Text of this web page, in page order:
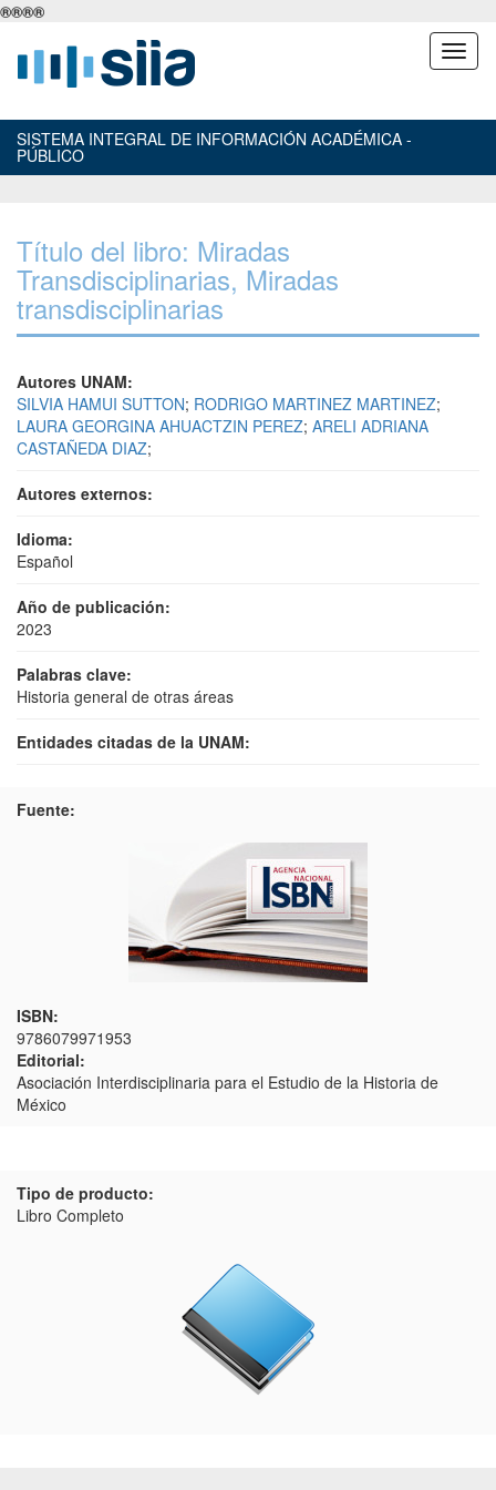
®®®®
SISTEMA INTEGRAL DE INFORMACIÓN ACADÉMICA -
PÚBLICO
Título del libro: Miradas
Transdisciplinarias, Miradas
transdisciplinarias
Autores UNAM:
SILVIA HAMUI SUTTON; RODRIGO MARTINEZ MARTINEZ;
LAURA GEORGINA AHUACTZIN PEREZ; ARELI ADRIANA
CASTAÑEDA DIAZ;
Autores externos:
Idioma:
Español
Año de publicación:
2023
Palabras clave:
Historia general de otras áreas
Entidades citadas de la UNAM:
Fuente:
ISBN:
9786079971953
Editorial:
Asociación Interdisciplinaria para el Estudio de la Historia de
México
Tipo de producto:
Libro Completo